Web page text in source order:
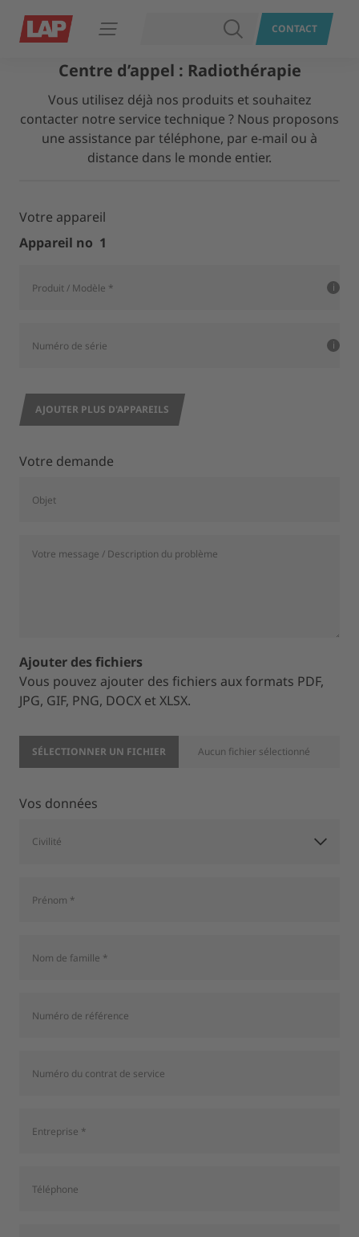
Ouvrir le menu RECHERCHER
CONTACT
Centre d’appel : Radiothérapie
Vous utilisez déjà nos produits et souhaitez
contacter notre service technique ? Nous proposons
une assistance par téléphone, par e-mail ou à
distance dans le monde entier.
Votre appareil
Appareil no 1
AJOUTER PLUS D'APPAREILS
Votre demande
Ajouter des fichiers
Vous pouvez ajouter des fichiers aux formats PDF,
JPG, GIF, PNG, DOCX et XLSX.
SÉLECTIONNER UN FICHIER Aucun fichier sélectionné
Vos données